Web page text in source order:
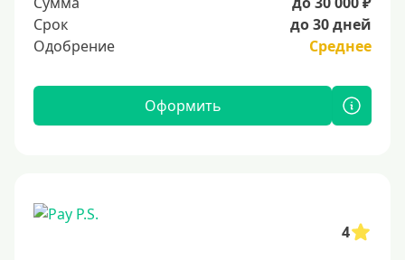
Срок
до 30 дней
Одобрение
Среднее
Оформить
4